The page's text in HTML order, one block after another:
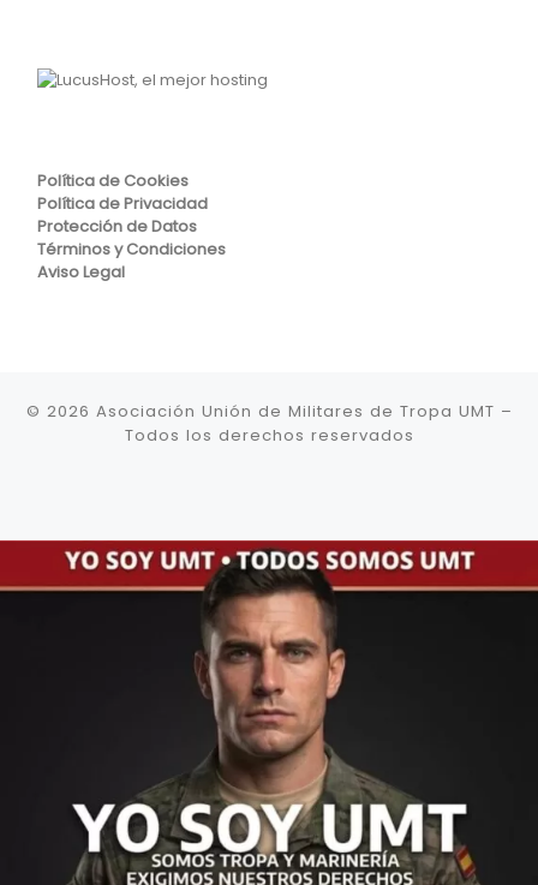
Política de Cookies
Política de Privacidad
Protección de Datos
Términos y Condiciones
Aviso Legal
© 2026 Asociación Unión de Militares de Tropa UMT –
Todos los derechos reservados